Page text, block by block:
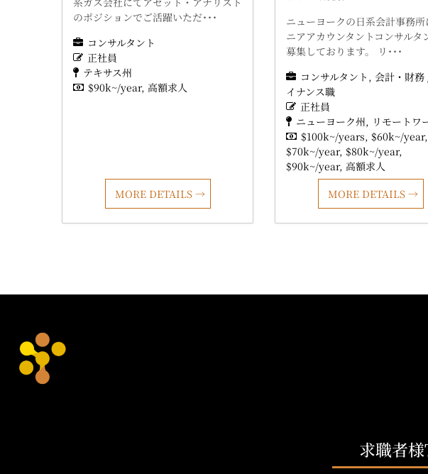
のポジションでご活躍いただ･･･
コンサルタント
正社員
テキサス州
$90k~/year 高額求人
MORE DETAILS
ニューヨークの日系会計事務所
ニアアカウンタントコンサルタ
募集しております。 リ･･･
コンサルタント
会計・財務
イナンス職
正社員
ニューヨーク州
リモートワ
$100k~/years $60k~/year
$70k~/year $80k~/year
$90k~/year 高額求人
MORE DETAILS
求職者